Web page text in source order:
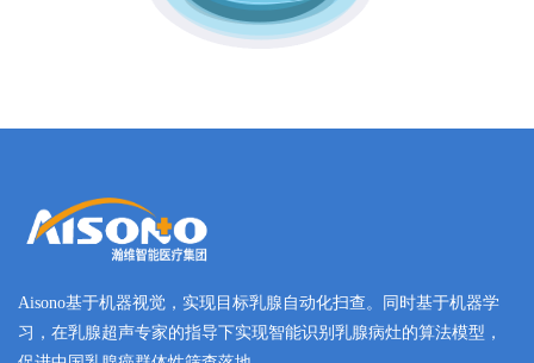
Aisono基于机器视觉，实现目标乳腺自动化扫查。同时基于机器学
习，在乳腺超声专家的指导下实现智能识别乳腺病灶的算法模型，